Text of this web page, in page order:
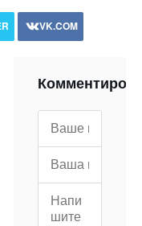
VK.COM